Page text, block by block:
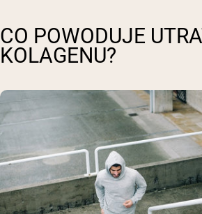
CO POWODUJE
KOLAGENU?